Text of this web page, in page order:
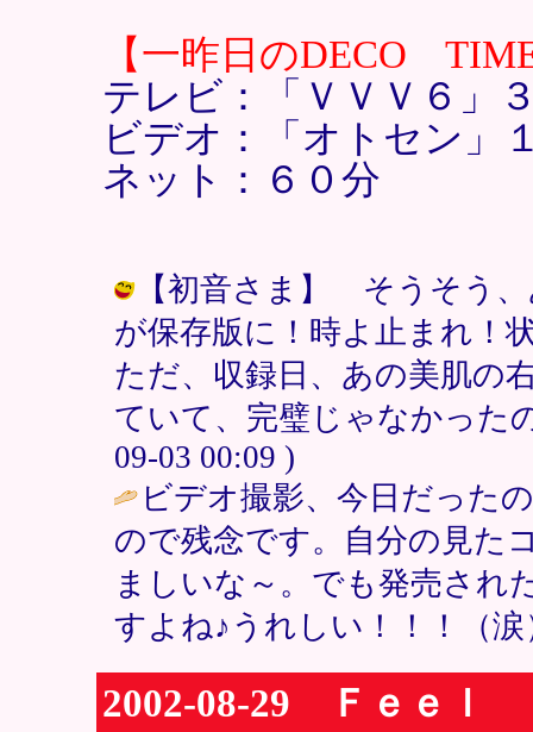
【一昨日のDECO
テレビ：「ＶＶＶ６」
ビデオ：「オトセン」
ネット：６０分
【初音さま】 そうそう、
が保存版に！時よ止まれ！
ただ、収録日、あの美肌の
ていて、完璧じゃなかった
09-03 00:09 )
ビデオ撮影、今日だった
ので残念です。自分の見た
ましいな～。でも発売され
すよね♪うれしい！！！（
2002-08-29 Ｆｅｅ